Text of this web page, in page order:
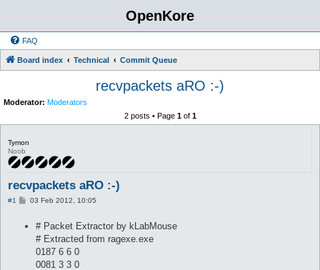
OpenKore
FAQ
Board index Technical Commit Queue
recvpackets aRO :-)
Moderator: Moderators
2 posts • Page 1of 1
Tymon
Noob
recvpackets aRO :-)
#1
P
t
03 Feb 2012, 10:05
# Packet Extractor by kLabMouse
# Extracted from ragexe.exe
0187 6 6 0
0081 3 3 0